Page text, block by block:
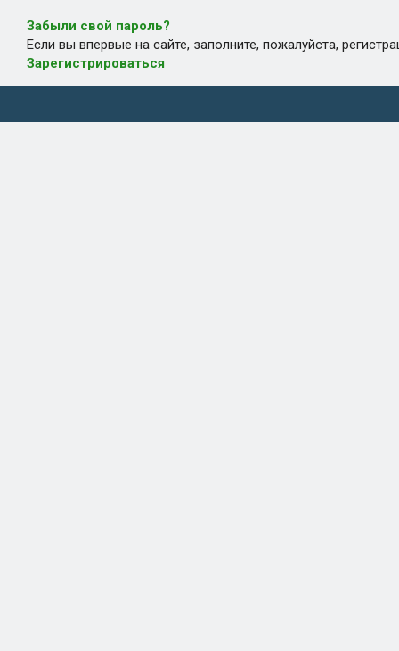
Забыли свой пароль?
Если вы впервые на сайте, заполните, пожалуйста,
Зарегистрироваться